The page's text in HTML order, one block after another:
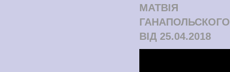
МАТВІЯ
ГАНАПОЛЬСКОГО
ВІД 25.04.2018